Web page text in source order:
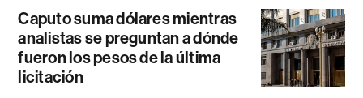
Caputo suma dólares mientras
analistas se preguntan a dónde
fueron los pesos de la última
licitación